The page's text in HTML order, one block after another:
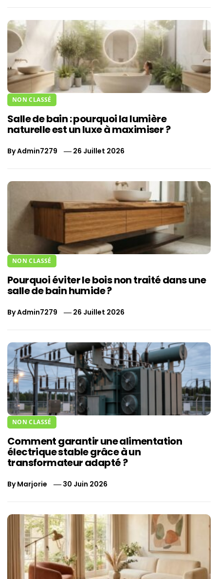
NON CLASSÉ
Salle de bain : pourquoi la lumière
naturelle est un luxe à maximiser ?
ByAdmin7279 26 Juillet 2026
NON CLASSÉ
Pourquoi éviter le bois non traité dans une
salle de bain humide ?
ByAdmin7279 26 Juillet 2026
NON CLASSÉ
Comment garantir une alimentation
électrique stable grâce à un
transformateur adapté ?
ByMarjorie 30 Juin 2026